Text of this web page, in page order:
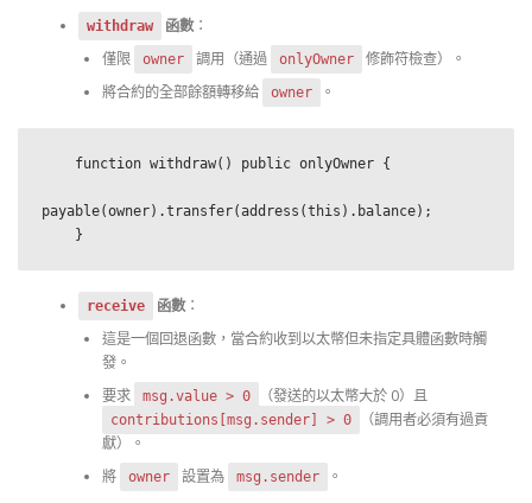
withdraw 函數：
僅限
owner 調用（通過 onlyOwner
修飾符檢查）。
將合約的全部餘額轉移給
owner 。
payable(owner).transfer(address(this).balance);
    }
receive 函數：
這是一個回退函數，當合約收到以太幣但未指定具體函數時觸
發。
要求
msg.value > 0 （發送的以太幣大於 0）且
contributions[msg.sender] > 0
（調用者必須有過貢
獻）。
將
owner 設置為 msg.sender 。